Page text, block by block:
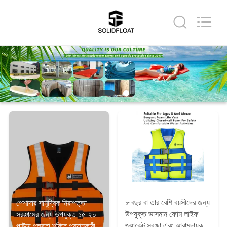
বাড়ি
পণ্য
আমাদের
কারখানা
পরিদর্শন
গুণমান
Reserved.
পেশাদার সামুদ্রিক নিরাপত্তা
সরঞ্জামের জন্য উপযুক্ত ১৫-২০
৮ বছর বা তার বেশি বয়সীদের জন্য
উপযুক্ত ভাসমান ফোম লাইফ